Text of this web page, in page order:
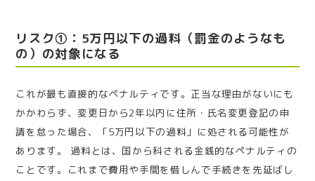
リスク①：5万円以下の過料（罰金のようなも
の）の対象になる
これが最も直接的なペナルティです。正当な理由がないにも
かかわらず、変更日から2年以内に住所・氏名変更登記の申
請を怠った場合、「5万円以下の過料」に処される可能性が
あります。 過料とは、国から科される金銭的なペナルティの
ことです。これまで費用や手間を惜しんで手続きを先延ばし